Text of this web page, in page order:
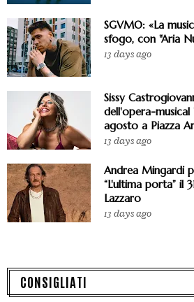
SGVMO: «La
sfogo, con "Aria
13 days ago
Sissy
dell'opera-musical
agosto a Piazza
13 days ago
Andrea Mingardi
“L'ultima porta” il
Lazzaro
13 days ago
CONSIGLIATI